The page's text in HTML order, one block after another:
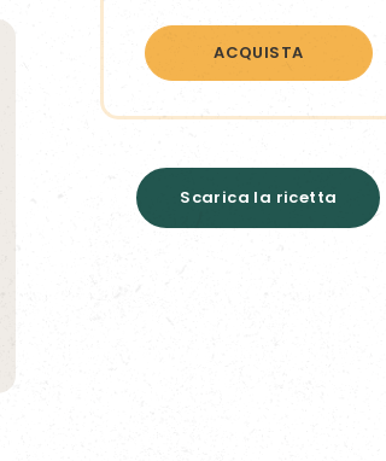
prezzo:
6,60 €
a
38,20 €
ACQUISTA
Scarica la ricetta